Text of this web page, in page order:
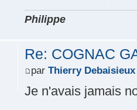
Philippe
Re: COGNAC
parThierry Debaisieux
Je n'avais jamais